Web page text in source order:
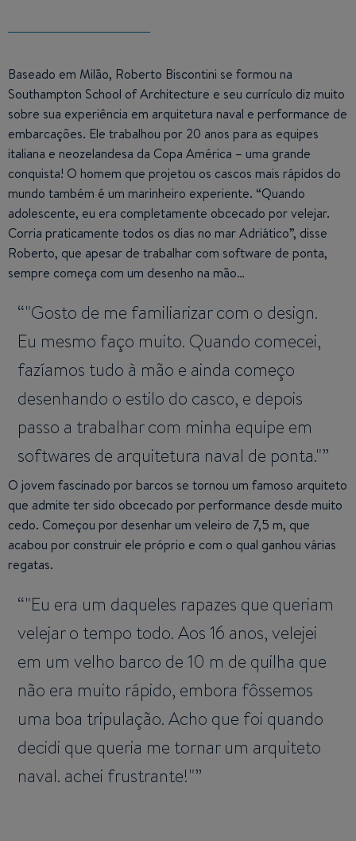
Baseado em Milão, Roberto Biscontini se formou na
Southampton School of Architecture e seu currículo diz muito
sobre sua experiência em arquitetura naval e performance de
embarcações. Ele trabalhou por 20 anos para as equipes
italiana e neozelandesa da Copa América – uma grande
conquista! O homem que projetou os cascos mais rápidos do
mundo também é um marinheiro experiente. “Quando
adolescente, eu era completamente obcecado por velejar.
Corria praticamente todos os dias no mar Adriático”, disse
Roberto, que apesar de trabalhar com software de ponta,
sempre começa com um desenho na mão…
"Gosto de me familiarizar com o design.
Eu mesmo faço muito. Quando comecei,
fazíamos tudo à mão e ainda começo
desenhando o estilo do casco, e depois
passo a trabalhar com minha equipe em
softwares de arquitetura naval de ponta."
O jovem fascinado por barcos se tornou um famoso arquiteto
que admite ter sido obcecado por performance desde muito
cedo. Começou por desenhar um veleiro de 7,5 m, que
acabou por construir ele próprio e com o qual ganhou várias
regatas.
"Eu era um daqueles rapazes que queriam
velejar o tempo todo. Aos 16 anos, velejei
em um velho barco de 10 m de quilha que
não era muito rápido, embora fôssemos
uma boa tripulação. Acho que foi quando
decidi que queria me tornar um arquiteto
naval. achei frustrante!"